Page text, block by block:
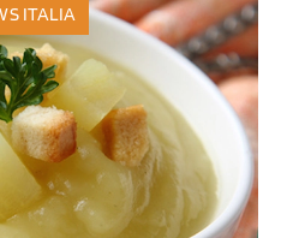
ITALIA